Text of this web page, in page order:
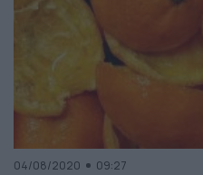
04/08/2020 09:27